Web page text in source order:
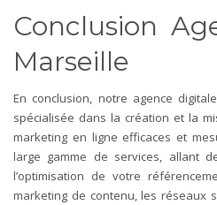
Conclusion
Marseille
En conclusion, notre agence
spécialisée dans la création et la
marketing en ligne efficaces et
large gamme de services, allant
l’optimisation de votre
marketing de contenu, les réseaux